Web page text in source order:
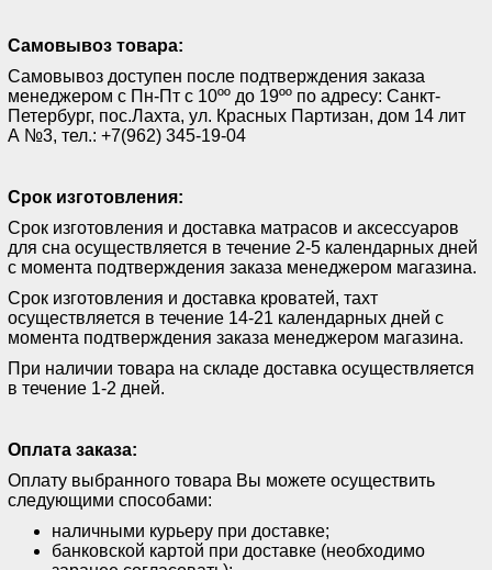
Самовывоз товара:
Самовывоз доступен после подтверждения заказа
менеджером с Пн-Пт с 10ºº до 19ºº по адресу: Санкт-
Петербург, пос.Лахта, ул. Красных Партизан, дом 14 лит
А №3, тел.: +7(962) 345-19-04
Срок изготовления:
Срок изготовления и доставка матрасов и аксессуаров
для сна осуществляется в течение 2-5 календарных дней
с момента подтверждения заказа менеджером магазина.
Срок изготовления и доставка кроватей, тахт
осуществляется в течение 14-21 календарных дней с
момента подтверждения заказа менеджером магазина.
При наличии товара на складе доставка осуществляется
в течение 1-2 дней.
Оплата заказа:
Оплату выбранного товара Вы можете осуществить
следующими способами:
наличными курьеру при доставке;
банковской картой при доставке (необходимо